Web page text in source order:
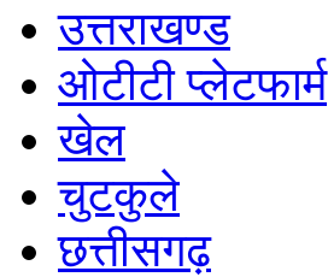
उत्तराखण्ड
ओटीटी प्लेटफार्म
खेल
चुटकुले
छत्तीसगढ़